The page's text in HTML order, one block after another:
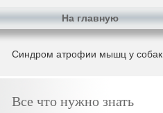
На главную
Синдром атрофии мышц у собак
Все что нужно знать